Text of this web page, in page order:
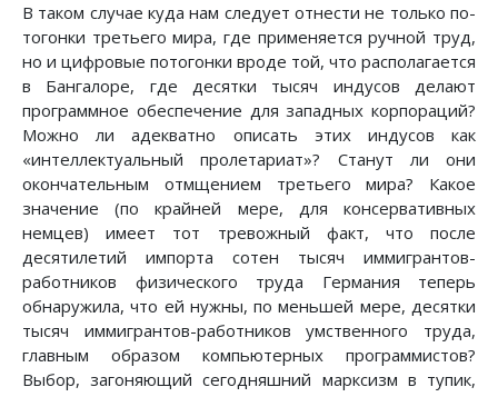
В таком случае куда нам следует отнести не только по-
тогонки третьего мира, где применяется ручной труд,
но и цифровые потогонки вроде той, что располагается
в Бангалоре, где десятки тысяч индусов делают
программное обеспечение для западных корпораций?
Можно ли адекватно описать этих индусов как
«интеллектуальный пролетариат»? Станут ли они
окончательным отмщением третьего мира? Какое
значение (по крайней мере, для консервативных
немцев) имеет тот тревожный факт, что после
десятилетий импорта сотен тысяч иммигрантов-
работников физического труда Германия теперь
обнаружила, что ей нужны, по меньшей мере, десятки
тысяч иммигрантов-работников умственного труда,
главным образом компьютерных программистов?
Выбор, загоняющий сегодняшний марксизм в тупик,